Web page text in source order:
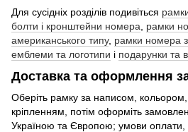
Для сусідніх розділів подивіться
болти і кронштейни номера, рамки
американського типу, рамки номера з
емблеми та логотипи і подарунки та
Доставка та оформлення
Оберіть рамку за написом,
кріпленням, потім оформіть
Україною та Європою; умови оплати,